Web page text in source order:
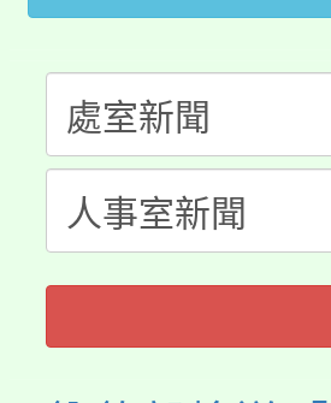
心理、諮商
系所師生報
門員」簡章
踴躍報名參
要點
「桃園市補
展演活動實
115年度「
義教育推展